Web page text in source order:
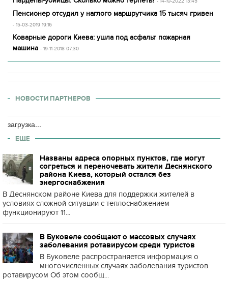
Пенсионер отсудил у наглого маршрутчика 15 тысяч гривен
- 15-03-2019 19:16
Коварные дороги Киева: ушла под асфальт пожарная
машина - 19-11-2018 07:30
НОВОСТИ ПАРТНЕРОВ
загрузка...
ЕЩЕ
Названы адреса опорных пунктов, где могут
согреться и переночевать жители Деснянского
района Киева, который остался без
энергоснабжения
В Деснянском районе Киева для поддержки жителей в
условиях сложной ситуации с теплоснабжением
функционируют 11...
В Буковеле сообщают о массовых случаях
заболевания ротавирусом среди туристов
В Буковеле распространяется информация о
многочисленных случаях заболевания туристов
ротавирусом Об этом сообщ...